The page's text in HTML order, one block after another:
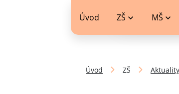
Úvod ZŠ MŠ
Úvod ZŠ Aktuality